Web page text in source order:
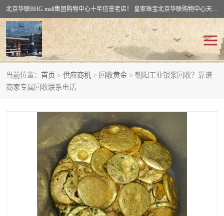
北京华联BHG mall集团购物中心十年信誉老店！ 皇家珠宝北京华联购物中心天时名苑店竭诚欢迎您。 北京市通州区（八通线）通州北苑地铁华联购物中心一层皇家珠宝 北京皇家珠宝通州黄金回收黄金首饰加工店（八通线: 通州北苑地铁华联店）：通州区通州北苑地铁华联购物中心一层皇家珠宝。
当前位置： 首页 > 供应商机 > 回收黄金 > 朝阳工业银浆回收？靠谱
商家专属回收联系电话
回收黄金
回收钯金 回收钻石
回收翡翠玉石